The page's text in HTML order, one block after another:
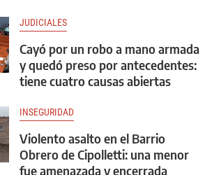
JUDICIALES
Cayó por un robo a mano armada
y quedó preso por antecedentes:
tiene cuatro causas abiertas
INSEGURIDAD
Violento asalto en el Barrio
Obrero de Cipolletti: una menor
fue amenazada y encerrada